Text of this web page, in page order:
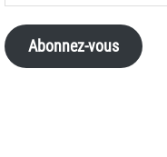
Abonnez-vous